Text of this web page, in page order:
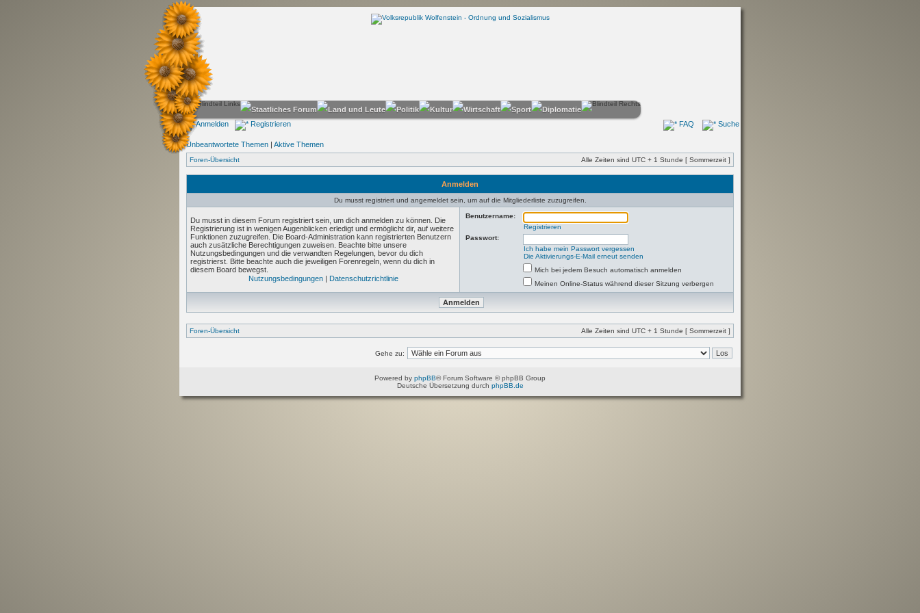
Anmelden Registrieren FAQ Suche
Unbeantwortete Themen | Aktive Themen
Foren-Übersicht Alle Zeiten sind UTC + 1 Stunde [ Sommerzeit ]
Anmelden
Du musst registriert und angemeldet sein, um auf die Mitgliederliste zuzugreifen.
Du musst in diesem Forum registriert sein, um dich anmelden zu können. Die
Registrierung ist in wenigen Augenblicken erledigt und ermöglicht dir, auf weitere
Funktionen zuzugreifen. Die Board-Administration kann registrierten Benutzern
auch zusätzliche Berechtigungen zuweisen. Beachte bitte unsere
Nutzungsbedingungen und die verwandten Regelungen, bevor du dich
registrierst. Bitte beachte auch die jeweiligen Forenregeln, wenn du dich in
diesem Board bewegst.
Nutzungsbedingungen| Datenschutzrichtlinie
Benutzername:
Registrieren
Passwort:
Ich habe mein Passwort vergessen
Die Aktivierungs-E-Mail erneut senden
Mich bei jedem Besuch automatisch anmelden
Meinen Online-Status während dieser Sitzung verbergen
Foren-Übersicht Alle Zeiten sind UTC + 1 Stunde [ Sommerzeit ]
Gehe zu:
Powered by phpBB® Forum Software © phpBB Group
Deutsche Übersetzung durch phpBB.de